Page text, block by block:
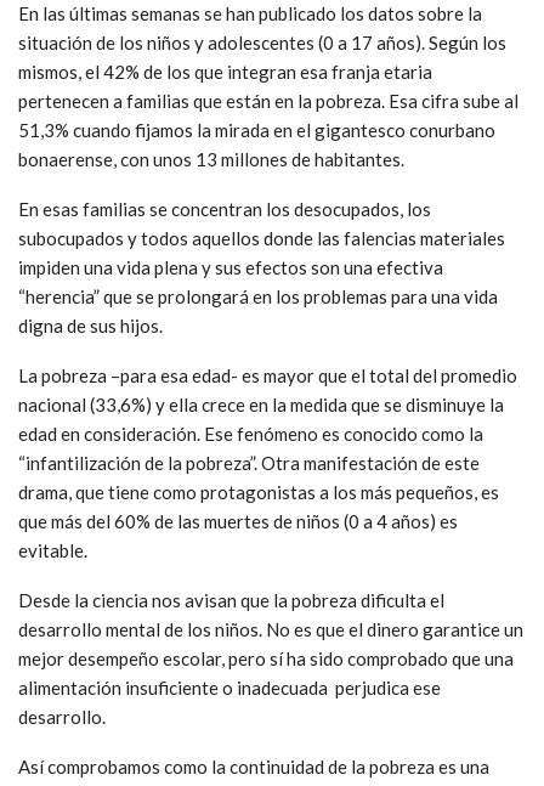
En las últimas semanas se han publicado los datos sobre la
situación de los niños y adolescentes (0 a 17 años). Según los
mismos, el 42% de los que integran esa franja etaria
pertenecen a familias que están en la pobreza. Esa cifra sube al
51,3% cuando fijamos la mirada en el gigantesco conurbano
bonaerense, con unos 13 millones de habitantes.
En esas familias se concentran los desocupados, los
subocupados y todos aquellos donde las falencias materiales
impiden una vida plena y sus efectos son una efectiva
“herencia” que se prolongará en los problemas para una vida
digna de sus hijos.
La pobreza –para esa edad- es mayor que el total del promedio
nacional (33,6%) y ella crece en la medida que se disminuye la
edad en consideración. Ese fenómeno es conocido como la
“infantilización de la pobreza”. Otra manifestación de este
drama, que tiene como protagonistas a los más pequeños, es
que más del 60% de las muertes de niños (0 a 4 años) es
evitable.
Desde la ciencia nos avisan que la pobreza dificulta el
desarrollo mental de los niños. No es que el dinero garantice un
mejor desempeño escolar, pero sí ha sido comprobado que una
alimentación insuficiente o inadecuada perjudica ese
desarrollo.
Así comprobamos como la continuidad de la pobreza es una